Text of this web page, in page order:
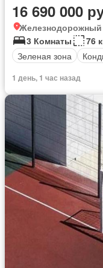
16 690 000
Железнодорожный
3 Комнаты
76
Зеленая зона
1 день, 1 час назад